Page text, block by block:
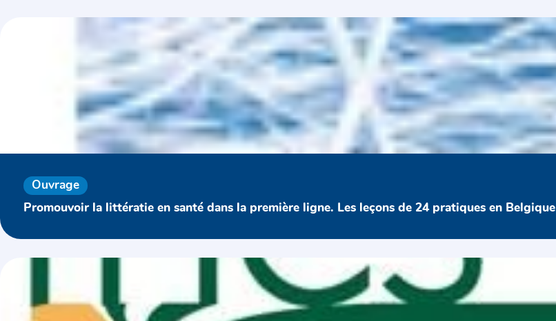
Ouvrage
Promouvoir la littératie en santé dans la première ligne. Les leçons de 24 pratiques en Belgique